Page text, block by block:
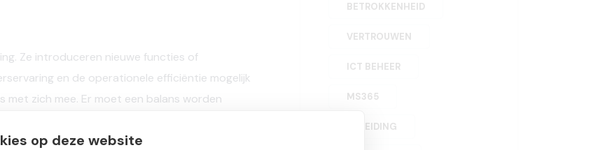
Ze introduceren nieuwe functies of
en de operationele efficiëntie mogelijk
zich mee. Er moet een balans worden
de noodzaak om een veilig systeem te
en welke je moet negeren is een
BETROKKENHEID
VERTROUWEN
ICT BEHEER
MS365
OPLEIDING
op deze website